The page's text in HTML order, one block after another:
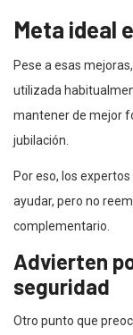
Meta ideal
Pese a esas
utilizada
mantener de mejor
jubilación.
Por eso, los
ayudar, pero no
complementario.
Advierten
seguridad
Otro punto que